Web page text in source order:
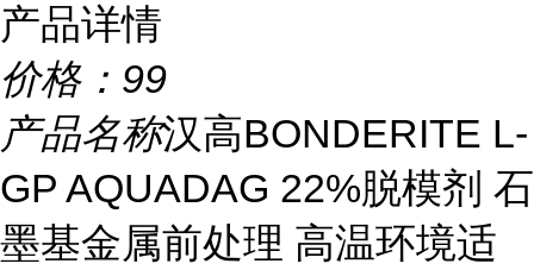
产品详情
价格： 99
产品名称汉高BONDERITE L-
GP AQUADAG 22%脱模剂 石
墨基金属前处理 高温环境适